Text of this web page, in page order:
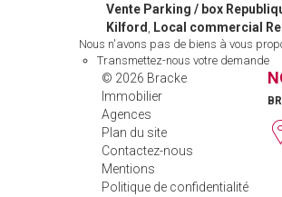
Vente Parking / box
Kilford
Local commercial
Nous n'avons pas de biens à vous
Transmettez-nous votre demande
© 2026 Bracke
Immobilier
Agences
Plan du site
Contactez-nous
Mentions
Politique de confidentialité